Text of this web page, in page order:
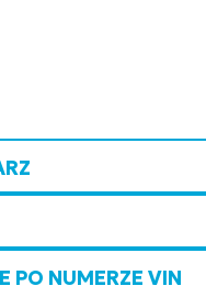
PO NUMERZE VIN